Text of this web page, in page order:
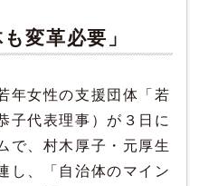
変革必要」
年女性の支援団体「若
子代表理事）が３日に
で、村木厚子・元厚生
し、「自治体のマイン